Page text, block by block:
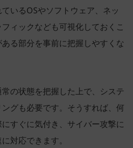
いるOSやソフトウェア、ネッ
ィックなども可視化しておくこ
る部分を事前に把握しやすくな
の状態を把握した上で、システ
グも必要です。そうすれば、何
すぐに気付き、サイバー攻撃に
対応できます。